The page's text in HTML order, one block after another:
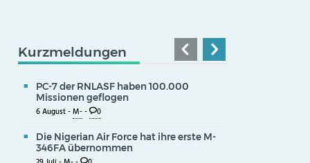
Kurzmeldungen
PC-7 der RNLASF haben 100.000
Missionen geflogen
6 August -M-- 0
Die Nigerian Air Force hat ihre erste M-
346FA übernommen